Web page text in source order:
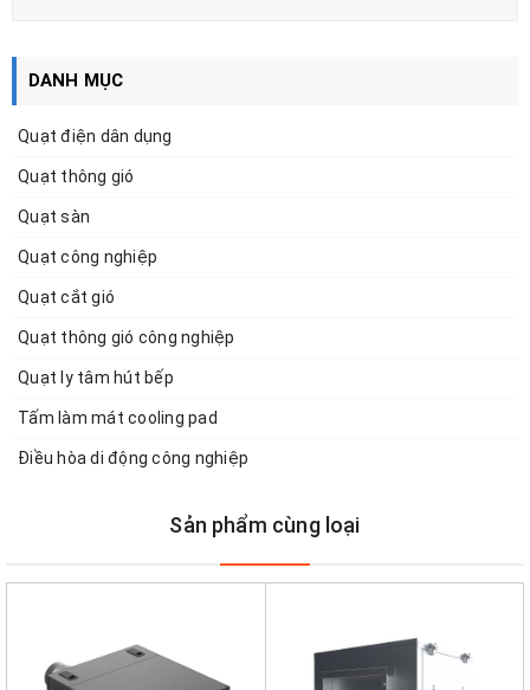
DANH MỤC
Quạt điện dân dụng
Quạt thông gió
Quạt sàn
Quạt công nghiệp
Quạt cắt gió
Quạt thông gió công nghiệp
Quạt ly tâm hút bếp
Tấm làm mát cooling pad
Điều hòa di động công nghiệp
Sản phẩm cùng loại